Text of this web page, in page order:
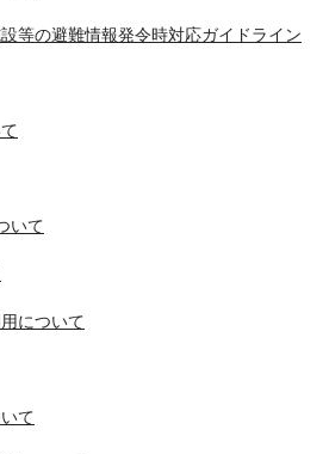
等の避難情報発令時対応ガイドライン
いて
について
て